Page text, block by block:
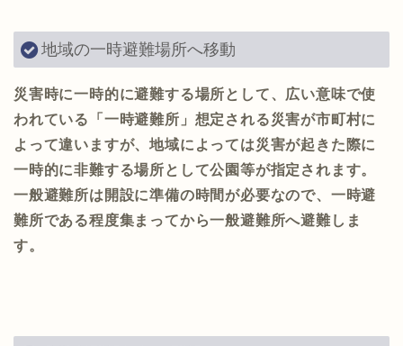
地域の一時避難場所へ移動
災害時に一時的に避難する場所として、広い意味で使
われている「一時避難所」想定される災害が市町村に
よって違いますが、地域によっては災害が起きた際に
一時的に非難する場所として公園等が指定されます。
一般避難所は開設に準備の時間が必要なので、一時避
難所である程度集まってから一般避難所へ避難しま
す。